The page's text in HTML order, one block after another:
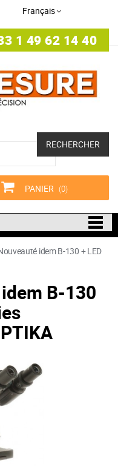
Français
1 49 62 14 40
RECHERCHER
PANIER (0)
idem B-130 + LED
B-130